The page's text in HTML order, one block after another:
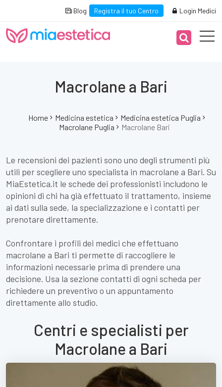
Blog Registra il tuo Centro Login Medici
Macrolane a Bari
Home Medicina estetica
Medicina estetica Puglia
Macrolane Puglia
Macrolane Bari
Le recensioni dei pazienti sono uno degli strumenti più
utili per scegliere uno specialista in macrolane a Bari. Su
MiaEstetica.it le schede dei professionisti includono le
opinioni di chi ha già effettuato il trattamento, insieme
ai dati sulla sede, la specializzazione e i contatti per
prenotare direttamente.
Confrontare i profili dei medici che effettuano
macrolane a Bari ti permette di raccogliere le
informazioni necessarie prima di prendere una
decisione. Usa la sezione contatti di ogni scheda per
richiedere un preventivo o un appuntamento
direttamente allo studio.
Centri e specialisti per
Macrolane a Bari